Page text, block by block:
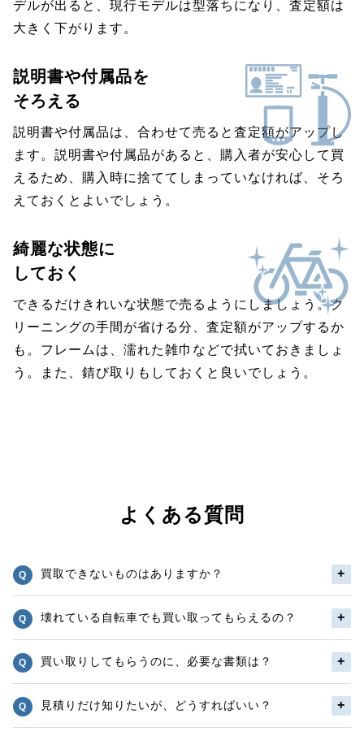
デルが出ると、現行モデルは型落ちになり、査定額は
大きく下がります。
説明書や付属品を
そろえる
説明書や付属品は、合わせて売ると査定額がアップし
ます。説明書や付属品があると、購入者が安心して買
えるため、購入時に捨ててしまっていなければ、そろ
えておくとよいでしょう。
綺麗な状態に
しておく
できるだけきれいな状態で売るようにしましょう。ク
リーニングの手間が省ける分、査定額がアップするか
も。フレームは、濡れた雑巾などで拭いておきましょ
う。また、錆び取りもしておくと良いでしょう。
よくある質問
買取できないものはありますか？
壊れている自転車でも買い取ってもらえるの？
買い取りしてもらうのに、必要な書類は？
見積りだけ知りたいが、どうすればいい？